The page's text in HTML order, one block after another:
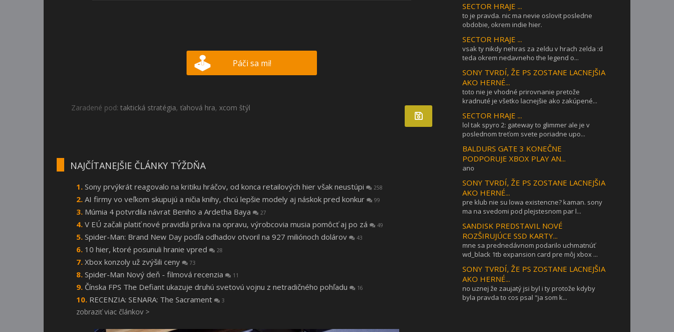
Páči sa mi!
Zaradené pod: taktická stratégia, ťahová hra, xcom štýl
NAJČÍTANEJŠIE ČLÁNKY TÝŽDŇA
Sony prvýkrát reagovalo na kritiku hráčov, od konca retailových hier však neustúpi 258
AI firmy vo veľkom skupujú a ničia knihy, chcú lepšie modely aj náskok pred konkur 99
Múmia 4 potvrdila návrat Beniho a Ardetha Baya 27
V EÚ začali platiť nové pravidlá práva na opravu, výrobcovia musia pomôcť aj po zá 49
Spider-Man: Brand New Day podľa odhadov otvoril na 927 miliónoch dolárov 43
10 hier, ktoré posunuli hranie vpred 28
Xbox konzoly už zvýšili ceny 73
Spider-Man Nový deň - filmová recenzia 11
Čínska FPS The Defiant ukazuje druhú svetovú vojnu z netradičného pohľadu 16
RECENZIA: SENARA: The Sacrament 3
zobraziť viac článkov >
SECTOR HRAJE ...
to je pravda. nic ma nevie oslovit posledne
obdobie, okrem indie hier.
SECTOR HRAJE ...
vsak ty nikdy nehras za zeldu v hrach zelda :d
teda okrem nedavneho the legend o...
SONY TVRDÍ, ŽE PS ZOSTANE LACNEJŠIA
AKO HERNÉ...
toto nie je vhodné prirovnanie pretože
kradnuté je všetko lacnejšie ako zakúpené...
SECTOR HRAJE ...
lol tak spyro 2: gateway to glimmer ale je v
poslednom treťom svete poriadne upo...
BALDURS GATE 3 KONEČNE
PODPORUJE XBOX PLAY AN...
ano
SONY TVRDÍ, ŽE PS ZOSTANE LACNEJŠIA
AKO HERNÉ...
pre klub nie su lowa existencne? kaman. sony
ma na svedomi pod plejstesnom par l...
SANDISK PREDSTAVIL NOVÉ
ROZŠIRUJÚCE SSD KARTY...
mne sa prednedávnom podarilo uchmatnúť
wd_black 1tb expansion card pre môj xbox ...
SONY TVRDÍ, ŽE PS ZOSTANE LACNEJŠIA
AKO HERNÉ...
no uznej že zaujatý jsi byl i ty protože kdyby
byla pravda to cos psal "ja som k...